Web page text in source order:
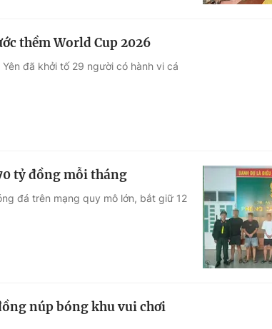
thềm World Cup 2026
đã khởi tố 29 người có hành vi cá
tỷ đồng mỗi tháng
đá trên mạng quy mô lớn, bắt giữ 12
núp bóng khu vui chơi